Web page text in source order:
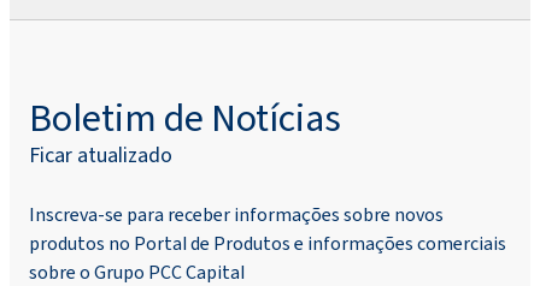
Rokopol® RF152V (Poliéter poliol)
Rokopol RF170 (Poliéter poliol)
Rokopol® RF551 (poliéter poliol)
Boletim de Notícias
Ficar atualizado
Inscreva-se para receber informações sobre novos
produtos no Portal de Produtos e informações comerciais
sobre o Grupo PCC Capital